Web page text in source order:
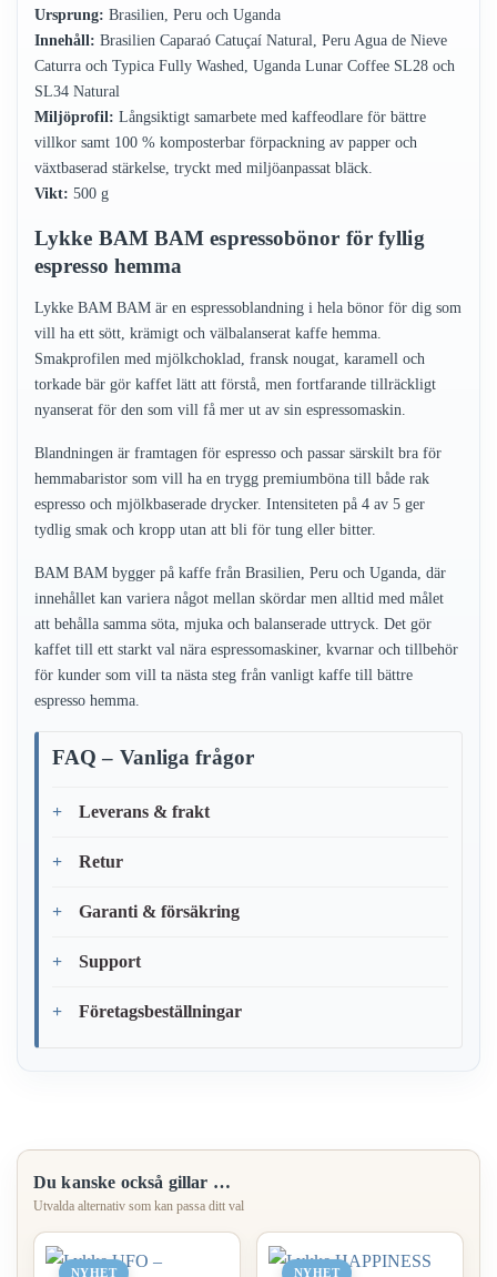
Ursprung: Brasilien, Peru och Uganda
Innehåll: Brasilien Caparaó Catuçaí Natural, Peru Agua de Nieve
Caturra och Typica Fully Washed, Uganda Lunar Coffee SL28 och
SL34 Natural
Miljöprofil: Långsiktigt samarbete med kaffeodlare för bättre
villkor samt 100 % komposterbar förpackning av papper och
växtbaserad stärkelse, tryckt med miljöanpassat bläck.
Vikt: 500 g
Lykke BAM BAM espressobönor för fyllig
espresso hemma
Lykke BAM BAM är en espressoblandning i hela bönor för dig som
vill ha ett sött, krämigt och välbalanserat kaffe hemma.
Smakprofilen med mjölkchoklad, fransk nougat, karamell och
torkade bär gör kaffet lätt att förstå, men fortfarande tillräckligt
nyanserat för den som vill få mer ut av sin espressomaskin.
Blandningen är framtagen för espresso och passar särskilt bra för
hemmabaristor som vill ha en trygg premiumböna till både rak
espresso och mjölkbaserade drycker. Intensiteten på 4 av 5 ger
tydlig smak och kropp utan att bli för tung eller bitter.
BAM BAM bygger på kaffe från Brasilien, Peru och Uganda, där
innehållet kan variera något mellan skördar men alltid med målet
att behålla samma söta, mjuka och balanserade uttryck. Det gör
kaffet till ett starkt val nära espressomaskiner, kvarnar och tillbehör
för kunder som vill ta nästa steg från vanligt kaffe till bättre
espresso hemma.
FAQ – Vanliga frågor
Leverans & frakt
Retur
Garanti & försäkring
Support
Företagsbeställningar
Du kanske också gillar …
NYHET NYHET